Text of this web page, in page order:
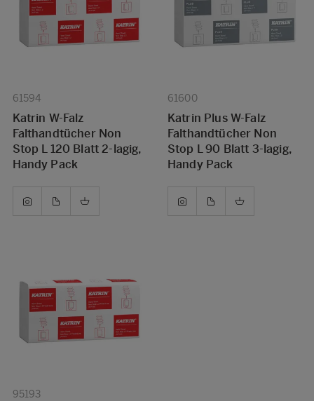
61594
Katrin W-Falz
Falthandtücher Non
Stop L 120 Blatt 2-lagig,
Handy Pack
61600
Katrin Plus W-Falz
Falthandtücher Non
Stop L 90 Blatt 3-lagig,
Handy Pack
95193